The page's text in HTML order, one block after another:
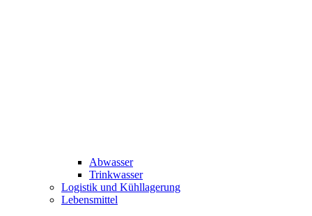
Abwasser
Trinkwasser
Logistik und Kühllagerung
Lebensmittel